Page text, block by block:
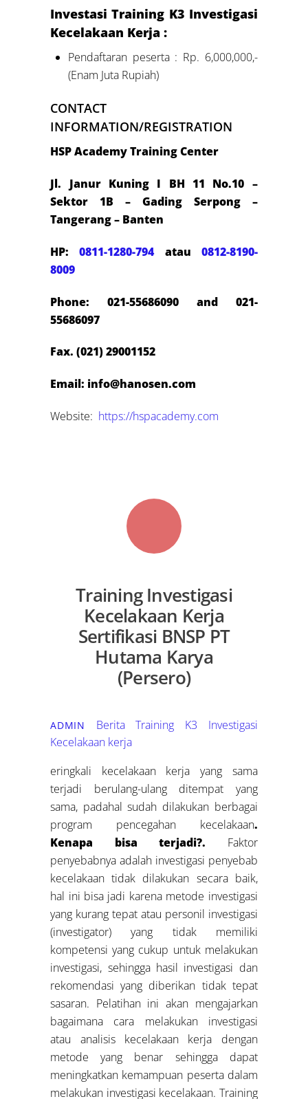
Investasi Training K3 Investigasi
Kecelakaan Kerja :
Pendaftaran peserta : Rp. 6,000,000,-
(Enam Juta Rupiah)
CONTACT
INFORMATION/REGISTRATION
HSP Academy Training Center
Jl. Janur Kuning I BH 11 No.10 –
Sektor 1B – Gading Serpong –
Tangerang – Banten
HP:0811-1280-794atau 0812-8190-
8009
Phone: 021-55686090 and 021-
55686097
Fax. (021) 29001152
Email: info@hanosen.com
Website: https://hspacademy.com
Training Investigasi
Kecelakaan Kerja
Sertifikasi BNSP PT
Hutama Karya
(Persero)
ADMIN Berita Training K3
Investigasi
Kecelakaan kerja
eringkali kecelakaan kerja yang sama
terjadi berulang-ulang ditempat yang
sama, padahal sudah dilakukan berbagai
program pencegahan kecelakaan.
Kenapa bisa terjadi?. Faktor
penyebabnya adalah investigasi penyebab
kecelakaan tidak dilakukan secara baik,
hal ini bisa jadi karena metode investigasi
yang kurang tepat atau personil investigasi
(investigator) yang tidak memiliki
kompetensi yang cukup untuk melakukan
investigasi, sehingga hasil investigasi dan
rekomendasi yang diberikan tidak tepat
sasaran. Pelatihan ini akan mengajarkan
bagaimana cara melakukan investigasi
atau analisis kecelakaan kerja dengan
metode yang benar sehingga dapat
meningkatkan kemampuan peserta dalam
melakukan investigasi kecelakaan. Training